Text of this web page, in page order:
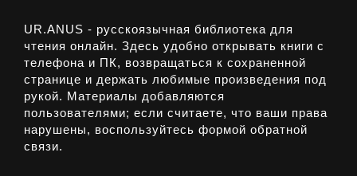
UR.ANUS - русскоязычная библиотека для
чтения онлайн. Здесь удобно открывать книги с
телефона и ПК, возвращаться к сохраненной
странице и держать любимые произведения под
рукой. Материалы добавляются
пользователями; если считаете, что ваши права
нарушены, воспользуйтесь формой обратной
связи.